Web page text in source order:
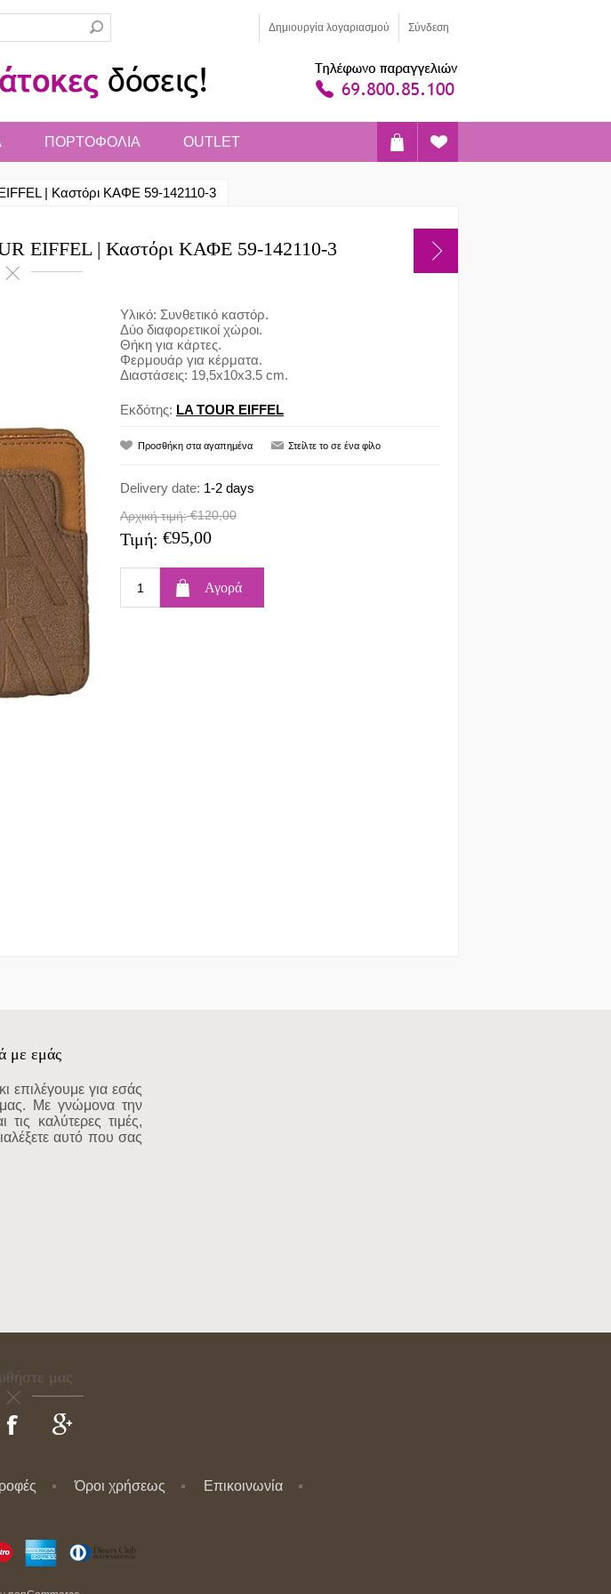
Δημιoυργία λογαριασμού Σύνδεση
ΠΟΡΤΟΦΟΛΙΑ OUTLET
| Καστόρι ΚΑΦΕ 59-142110-3
EIFFEL | Καστόρι ΚΑΦΕ 59-142110-3
Υλικό: Συνθετικό καστόρ.
Δύο διαφορετικοί χώροι.
Θήκη για κάρτες.
Φερμουάρ για κέρματα.
Διαστάσεις: 19,5x10x3.5 cm.
Εκδότης: LA TOUR EIFFEL
Delivery date: 1-2 days
Αρχική τιμή: €120,00
Τιμή: €95,00
με εμάς
επιλέγουμε για εσάς
μας. Με γνώμονα την
τις καλύτερες τιμές,
αυτό που σας
μας
Όροι χρήσεως Επικοινωνία